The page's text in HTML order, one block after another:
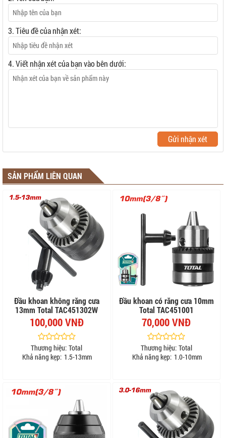
3. Tiêu đề của nhận xét:
4. Viết nhận xét của bạn vào bên dưới:
Gửi nhận xét
SẢN PHẨM LIÊN QUAN
Đầu khoan không răng cưa
13mm Total TAC451302W
100,000 VNĐ
Thương hiệu: Total
Khả năng kẹp: 1.5-13mm
Đầu khoan có răng cưa 10mm
Total TAC451001
70,000 VNĐ
Thương hiệu: Total
Khả năng kẹp: 1.0-10mm